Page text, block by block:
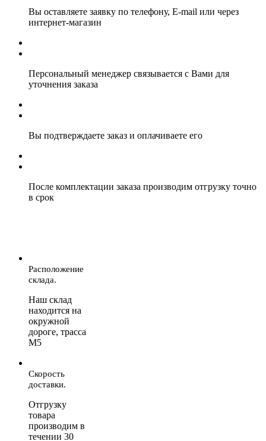
Вы оставляете заявку по телефону, E-mail или через
интернет-магазин
Персональный менеджер связывается с Вами для
уточнения заказа
Вы подтверждаете заказ и оплачиваете его
После комплектации заказа производим отгрузку точно
в срок
Расположение
склада.
Наш склад
находится на
окружной
дороге, трасса
М5
Скорость
доставки.
Отгрузку
товара
производим в
течении 30